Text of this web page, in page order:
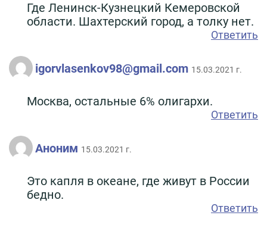
Где Ленинск-Кузнецкий Кемеровской
области. Шахтерский город, а толку нет.
Ответить
igorvlasenkov98@gmail.com 15.03.2021 г.
Москва, остальные 6% олигархи.
Ответить
Аноним 15.03.2021 г.
Это капля в океане, где живут в России
бедно.
Ответить